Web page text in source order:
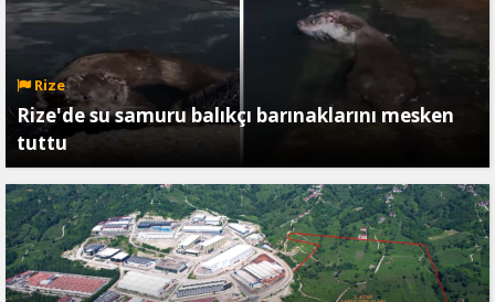
Rize
Rize'de su samuru balıkçı barınaklarını mesken
tuttu